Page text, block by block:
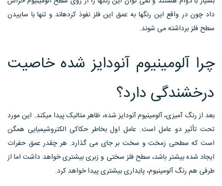
داد چون در واقع این رنگها به عمق این فلز نفوذ کردهاند و تنها با ساییدن
سطح فلز برداشته می شوند.
چرا آلومینیوم آنودایز شده خاصیت
درخشندگی دارد؟
بعد از رنگ آمیزی، آلومینیوم آنودایز شده، ظاهر متالیک پیدا میکند. این مورد
تحت تأثیر دو عامل است. عامل اول بخاطر حکاکی الکتروشیمیایی همگن
است که سطحی زمخت و سخت بر جای می گذارد. هر چقدر عمق حفرات
ایجاد شده بیشتر باشد، سطح فلز سختی و زبری بیشتری خواهد داشت اما از
طرفی هم رنگ آلومینیوم، پایداری بیشتری پیدا خواهد کرد.